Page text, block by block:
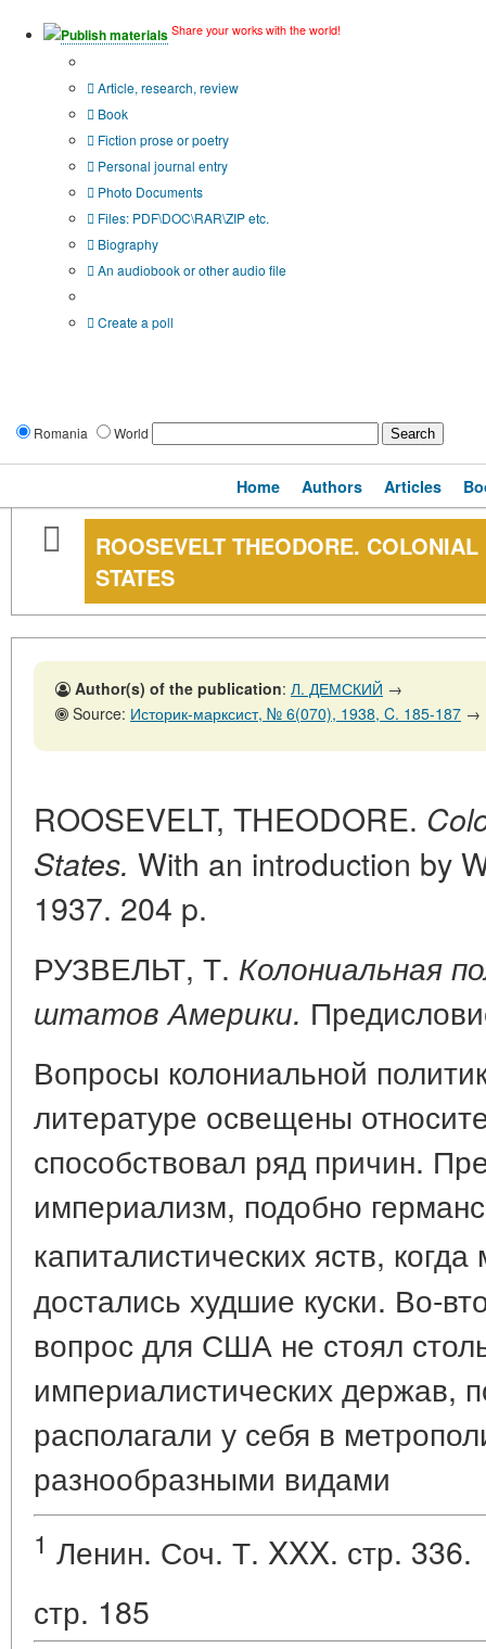
Publish materials Share your works with the world!
Article, research, review
Book
Fiction prose or poetry
Personal journal entry
Photo Documents
Files: PDF\DOC\RAR\ZIP etc.
Biography
An audiobook or other audio file
Create a poll
Romania World
Home Authors Articles
ROOSEVELT THEODORE.
STATES
Author(s) of the publication: Л. ДЕМСКИЙ →
Source: Историк-марксист, № 6(070), 1938, C. 185-187 →
ROOSEVELT, THEODORE.
States. With an introduction by
1937. 204 p.
РУЗВЕЛЬТ, Т. Колониальная
штатов Америки.
Вопросы колониальной
литературе освещены
способствовал ряд причин.
империализм, подобно
капиталистических яств,
достались худшие куски. Во-
вопрос для США не стоял
империалистических держав,
располагали у себя в
разнообразными видами
1 Ленин. Соч. Т. XXX. стр. 336.
стр. 185